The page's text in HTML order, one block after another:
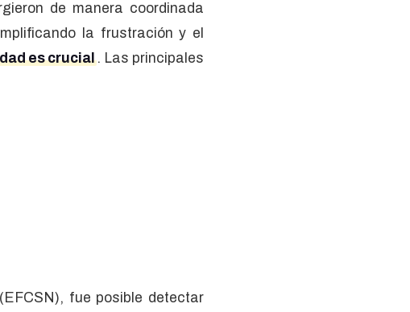
de manera coordinada
la frustración y el
es crucial. Las principales
(EFCSN), fue posible detectar